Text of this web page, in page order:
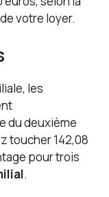
votre loyer.
les
du deuxième
toucher 142,08
pour trois
.